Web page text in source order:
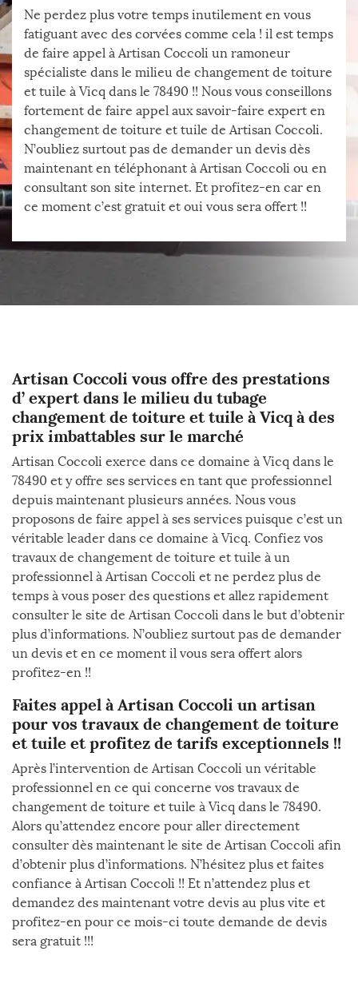
Ne perdez plus votre temps inutilement en vous
fatiguant avec des corvées comme cela ! il est temps
de faire appel à Artisan Coccoli un ramoneur
spécialiste dans le milieu de changement de toiture
et tuile à Vicq dans le 78490 !! Nous vous conseillons
fortement de faire appel aux savoir-faire expert en
changement de toiture et tuile de Artisan Coccoli.
N’oubliez surtout pas de demander un devis dès
maintenant en téléphonant à Artisan Coccoli ou en
consultant son site internet. Et profitez-en car en
ce moment c’est gratuit et oui vous sera offert !!
Artisan Coccoli vous offre des prestations
d’ expert dans le milieu du tubage
changement de toiture et tuile à Vicq à des
prix imbattables sur le marché
Artisan Coccoli exerce dans ce domaine à Vicq dans le
78490 et y offre ses services en tant que professionnel
depuis maintenant plusieurs années. Nous vous
proposons de faire appel à ses services puisque c’est un
véritable leader dans ce domaine à Vicq. Confiez vos
travaux de changement de toiture et tuile à un
professionnel à Artisan Coccoli et ne perdez plus de
temps à vous poser des questions et allez rapidement
consulter le site de Artisan Coccoli dans le but d’obtenir
plus d’informations. N’oubliez surtout pas de demander
un devis et en ce moment il vous sera offert alors
profitez-en !!
Faites appel à Artisan Coccoli un artisan
pour vos travaux de changement de toiture
et tuile et profitez de tarifs exceptionnels !!
Après l’intervention de Artisan Coccoli un véritable
professionnel en ce qui concerne vos travaux de
changement de toiture et tuile à Vicq dans le 78490.
Alors qu’attendez encore pour aller directement
consulter dès maintenant le site de Artisan Coccoli afin
d’obtenir plus d’informations. N’hésitez plus et faites
confiance à Artisan Coccoli !! Et n’attendez plus et
demandez des maintenant votre devis au plus vite et
profitez-en pour ce mois-ci toute demande de devis
sera gratuit !!!